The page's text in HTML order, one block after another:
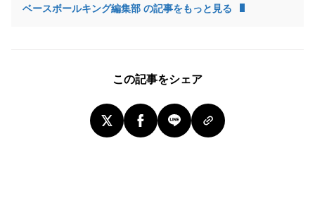
ベースボールキング編集部 の記事をもっと見る
この記事をシェア